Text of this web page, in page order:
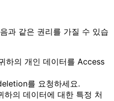
과 같은 권리를 가질 수 있습
하의 개인 데이터를 Access
를 요청하세요.
하의 데이터에 대한 특정 처